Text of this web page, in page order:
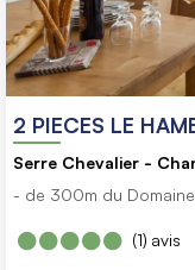
2 PIECES LE
Serre Chevalier -
- de 300m du
avis
(1)